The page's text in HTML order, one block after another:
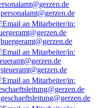
personalamt@gerzen.de
buergeramt@gerzen.de
steueramt@gerzen.de
geschaeftsleitung@gerzen.de